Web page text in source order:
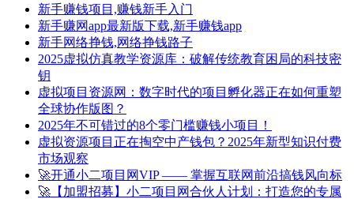
新手赚钱项目,赚钱新手入门
新手赚网app最新版下载,新手赚钱app
新手网络挣钱,网络挣钱路子
2025虚拟仿真教学资源库：破解传统教育困局的科技密
钥
虚拟项目资源网：数字时代的项目孵化器正在如何重塑
全球协作版图？
2025年不可错过的8个零门槛赚钱小项目！
虚拟资源项目正在掏空中产钱包？2025年新型知识付费
市场观察
🚀开通小二项目网VIP —— 掌握互联网前沿搞钱风向标
🚀【加盟招募】小二项目网合伙人计划：打造您的专属